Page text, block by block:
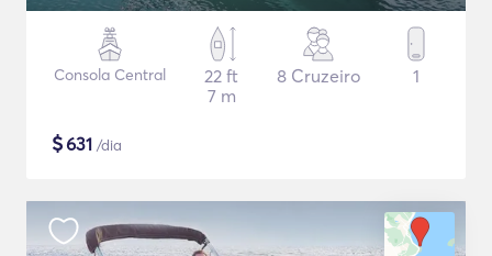
Consola Central
22 ft
7 m
8 Cruzeiro 1
$631 /dia